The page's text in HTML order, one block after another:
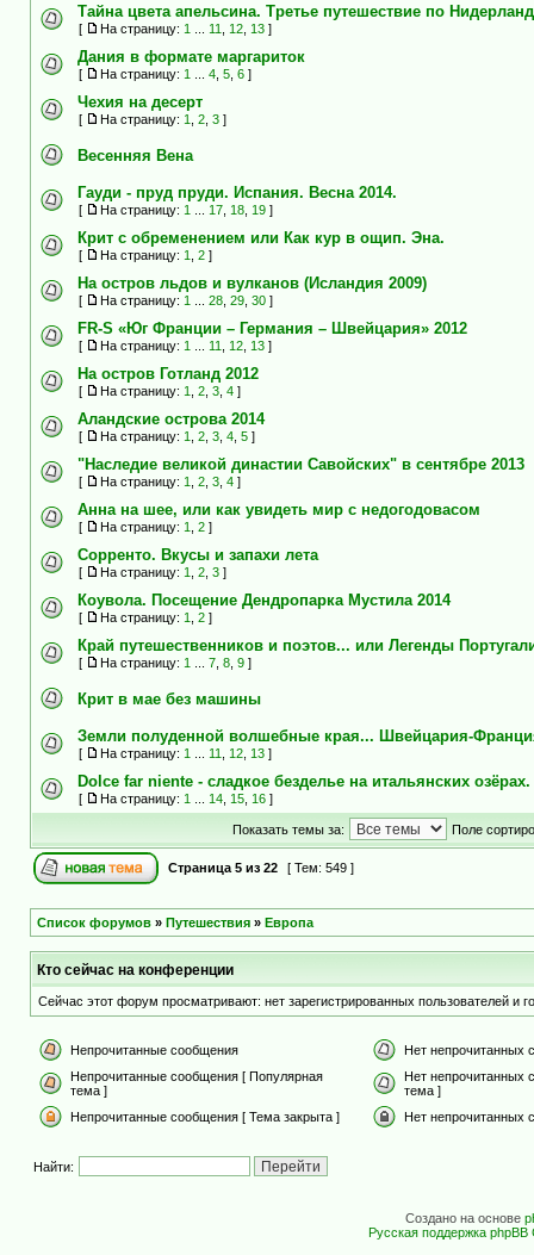
Тайна цвета апельсина. Третье путешествие по
[ На страницу: 1 11 12 13 ]
Дания в формате маргариток
[ На страницу: 1 4 5 6 ]
Чехия на десерт
[ На страницу: 1 2 3 ]
Весенняя Вена
Гауди - пруд пруди. Испания. Весна 2014.
[ На страницу: 1 17 18 19 ]
Крит с обременением или Как кур в ощип. Эна.
[ На страницу: 1 2 ]
На остров льдов и вулканов (Исландия 2009)
[ На страницу: 1 28 29 30 ]
FR-S «Юг Франции – Германия – Швейцария» 2012
[ На страницу: 1 11 12 13 ]
На остров Готланд 2012
[ На страницу: 1 2 3 4 ]
Аландские острова 2014
[ На страницу: 1 2 3 4 5 ]
"Наследие великой династии Савойских" в сентябре 2013
[ На страницу: 1 2 3 4 ]
Анна на шее, или как увидеть мир с недогодовасом
[ На страницу: 1 2 ]
Сорренто. Вкусы и запахи лета
[ На страницу: 1 2 3 ]
Коувола. Посещение Дендропарка Мустила 2014
[ На страницу: 1 2 ]
Край путешественников и поэтов... или Легенды
[ На страницу: 1 7 8 9 ]
Крит в мае без машины
Земли полуденной волшебные края... Швейцария-
[ На страницу: 1 11 12 13 ]
Dolce far niente - сладкое безделье на итальянских озёрах.
[ На страницу: 1 14 15 16 ]
Показать темы за: Поле
Страница 5 из 22 [ Тем: 549 ]
Список форумов » Путешествия » Европа
Кто сейчас на конференции
Сейчас этот форум просматривают: нет зарегистрированных пользователей и
Непрочитанные сообщения
Нет непрочитанных
Непрочитанные сообщения [ Популярная
тема ]
Нет непрочитанных
тема ]
Непрочитанные сообщения [ Тема закрыта ]
Нет непрочитанных
Найти:
Создано на основе
Русская поддержка phpBB